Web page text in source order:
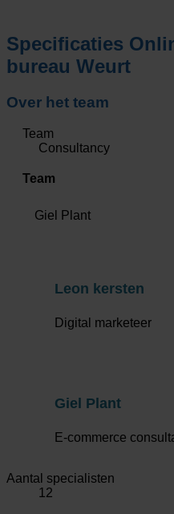
Specificaties
bureau Weurt
Over het team
Team
Consultancy
Team
Giel Plant
Leon kersten
Digital marketeer
Giel Plant
E-commerce
Aantal specialisten
12